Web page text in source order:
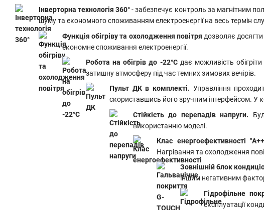
Інверторна технологія 360°- забезпечує контроль за магнітним
шуму та економного споживанням електроенергії на весь термін
Функція обігріву та охолодження повітря дозволяє
економне споживання електроенергії.
Робота на обігрів до -22°Cдає можливість
затишну атмосферу під час темних зимових вечірів.
Пульт ДК в комплекті. Управління
скориставшись його зручним інтерфейсом. У
Стійкість до перепадів напруги.
використанню моделі.
Клас енергоефективності
Нагрівання та охолодження
Зовнішній блок
іншим негативним
Гідрофільне
експлуатації